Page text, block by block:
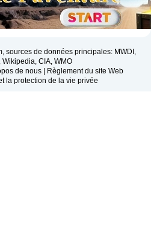
sources de données principales: MWDI,
Wikipedia, CIA, WMO
de nous | Règlement du site Web
la protection de la vie privée